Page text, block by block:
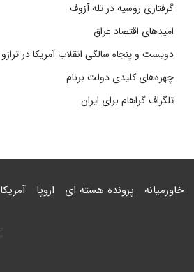
گرفتاری روسیه در تله آزوف
امیدهای اقتصاد عراق
دویست و پنجاه سالگی انقلاب آمریکا در ترازو
چهره‌های کلیدی دولت برنام
تلگراف گراهام برای ایران
خاورمیانه پرونده هسته ای اروپا آمریکا